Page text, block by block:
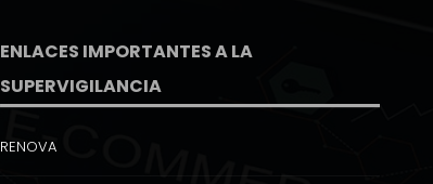
ENLACES IMPORTANTES A LA
SUPERVIGILANCIA
RENOVA